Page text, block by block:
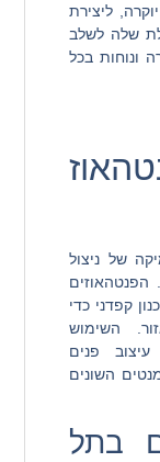
ליצירת
שלה לשלב
ונוחות בכל
של ניצול
הפנטהאוזים
קפדני כדי
השימוש
פנים
השונים
בתל